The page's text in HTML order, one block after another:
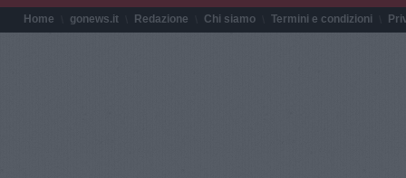
Home gonews.it Redazione Chi siamo Termini e condizioni